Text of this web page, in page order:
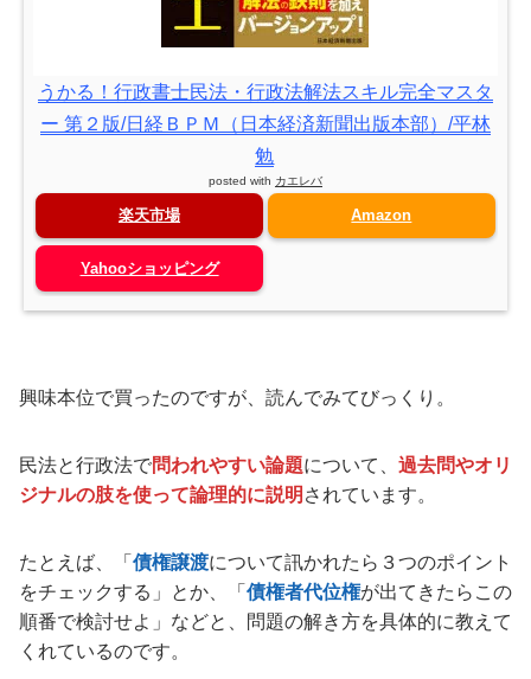
うかる！行政書士民法・行政法解法スキル完全マスタ
ー 第２版/日経ＢＰＭ（日本経済新聞出版本部）/平林
勉
posted with カエレバ
楽天市場 Amazon
Yahooショッピング
興味本位で買ったのですが、読んでみてびっくり。
民法と行政法で問われやすい論題について、 過去問やオリ
ジナルの肢を使って論理的に説明されています。
たとえば、「債権譲渡について訊かれたら３つのポイント
をチェックする」とか、「債権者代位権が出てきたらこの
順番で検討せよ」などと、問題の解き方を具体的に教えて
くれているのです。